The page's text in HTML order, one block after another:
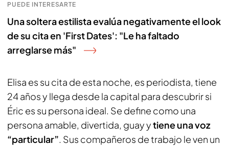
PUEDE INTERESARTE
Una soltera estilista evalúa negativamente el look
de su cita en 'First Dates': "Le ha faltado
arreglarse más"
Elisa es su cita de esta noche, es periodista, tiene
24 años y llega desde la capital para descubrir si
Éric es su persona ideal. Se define como una
persona amable, divertida, guay ytiene una voz
“particular”. Sus compañeros de trabajo le ven un